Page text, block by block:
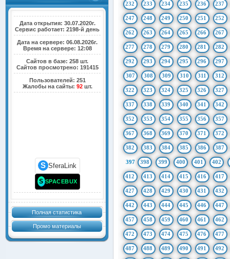
Дата открытия: 30.07.2020г.
Сервис работает: 2198-й день
Дата на сервере: 06.08.2026г.
Время на сервере: 12:08
Сайтов в базе: 258 шт.
Сайтов просмотрено: 191415
Пользователей: 251
Жалобы на сайты: 92шт.
S SferaLink
S SPACEBUX
Полная статистика
Промо материалы
232 233 234 235 236 237
247 248 249 250 251 252
262 263 264 265 266 267
277 278 279 280 281 282
292 293 294 295 296 297
307 308 309 310 311 312
322 323 324 325 326 327
337 338 339 340 341 342
352 353 354 355 356 357
367 368 369 370 371 372
382 383 384 385 386 387
397 398 399 400 401 402
412 413 414 415 416 417
427 428 429 430 431 432
442 443 444 445 446 447
457 458 459 460 461 462
472 473 474 475 476 477
487 488 489 490 491 492